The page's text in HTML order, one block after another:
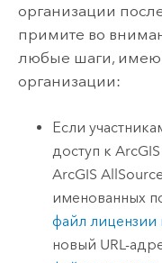
организации
примите во
любые шаги,
организации:
Если
доступ к
ArcGIS
именованных
файл лицензии
новый URL-